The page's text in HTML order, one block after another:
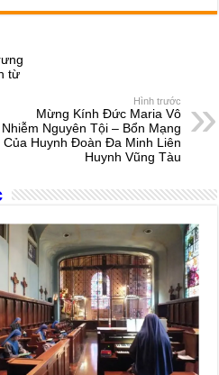
e
d
er ail ar
từ
Hình trước
Mừng Kính Đức Maria Vô
Nhiễm Nguyên Tội – Bổn Mạng
Của Huynh Đoàn Đa Minh Liên
Huynh Vũng Tàu